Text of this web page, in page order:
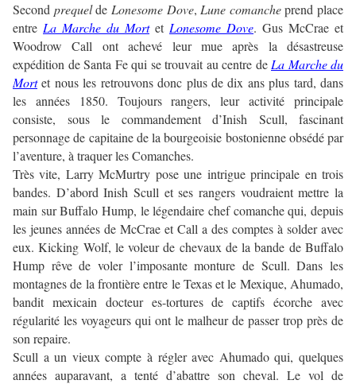
Second prequelde Lonesome Dove, Lune comancheprend place
entre La Marche du Mortet Lonesome Dove. Gus McCrae et
Woodrow Call ont achevé leur mue après la désastreuse
expédition de Santa Fe qui se trouvait au centre de La Marche du
Mortet nous les retrouvons donc plus de dix ans plus tard, dans
les années 1850. Toujours rangers, leur activité principale
consiste, sous le commandement d’Inish Scull, fascinant
personnage de capitaine de la bourgeoisie bostonienne obsédé par
l’aventure, à traquer les Comanches.
Très vite, Larry McMurtry pose une intrigue principale en trois
bandes. D’abord Inish Scull et ses rangers voudraient mettre la
main sur Buffalo Hump, le légendaire chef comanche qui, depuis
les jeunes années de McCrae et Call a des comptes à solder avec
eux. Kicking Wolf, le voleur de chevaux de la bande de Buffalo
Hump rêve de voler l’imposante monture de Scull. Dans les
montagnes de la frontière entre le Texas et le Mexique, Ahumado,
bandit mexicain docteur es-tortures de captifs écorche avec
régularité les voyageurs qui ont le malheur de passer trop près de
son repaire.
Scull a un vieux compte à régler avec Ahumado qui, quelques
années auparavant, a tenté d’abattre son cheval. Le vol de